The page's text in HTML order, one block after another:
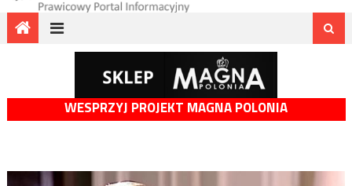
WESPRZYJ PROJEKT MAGNA POLONIA